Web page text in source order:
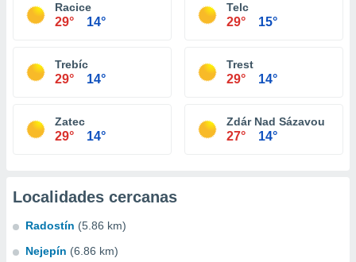
Racice
29° 14°
Telc
29° 15°
Trebíc
29° 14°
Trest
29° 14°
Zatec
29° 14°
Zdár Nad Sázavou
27° 14°
Localidades cercanas
Radostín (5.86 km)
Nejepín (6.86 km)